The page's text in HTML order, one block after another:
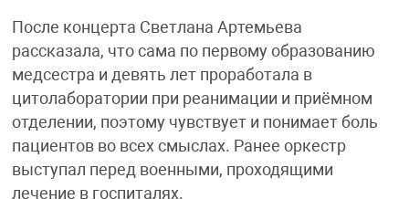
После концерта Светлана Артемьева
рассказала, что сама по первому образованию
медсестра и девять лет проработала в
цитолаборатории при реанимации и приёмном
отделении, поэтому чувствует и понимает боль
пациентов во всех смыслах. Ранее оркестр
выступал перед военными, проходящими
лечение в госпиталях.